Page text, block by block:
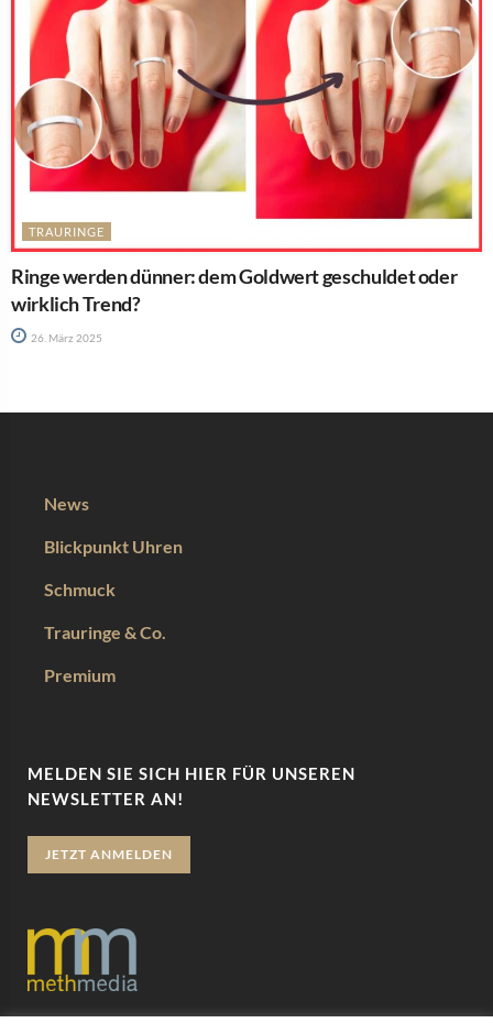
TRAURINGE
Ringe werden dünner: dem Goldwert geschuldet oder
wirklich Trend?
26. März 2025
News
Blickpunkt Uhren
Schmuck
Trauringe & Co.
Premium
MELDEN SIE SICH HIER FÜR UNSEREN
NEWSLETTER AN!
JETZT ANMELDEN